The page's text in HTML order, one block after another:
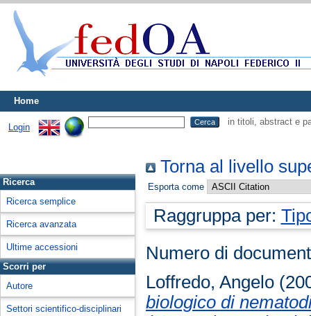
Home
Login
in titoli, abstract e
Ricerca
Ricerca semplice
Ricerca avanzata
Ultime accessioni
Scorri per
Autore
Settori scientifico-disciplinari
Torna al livello
Esporta come
Raggruppa per:
Numero di
Loffredo, Angelo
biologico di